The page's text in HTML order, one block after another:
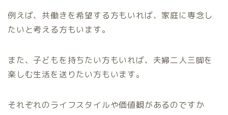
例えば、共働きを希望する方もいれば、家庭に専念し
たいと考える方もいます。
また、子どもを持ちたい方もいれば、夫婦二人三脚を
楽しむ生活を送りたい方もいます。
それぞれのライフスタイルや価値観があるのですか